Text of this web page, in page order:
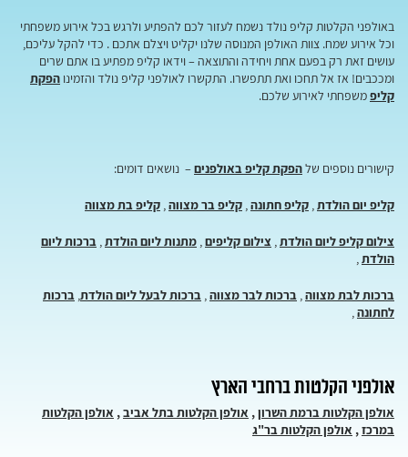
באולפני הקלטות קליפ נולד נשמח לעזור לכם להפתיע ולרגש בכל אירוע משפחתי
וכל אירוע שמח. צוות האולפן המנוסה שלנו יקליט ויצלם אתכם . כדי להקל עליכם,
עושים זאת רק בפעם אחת ויחידה והתוצאה – וידאו קליפ מפתיע בו אתם שרים
ומככבים! אז אל תחכו ואת תתפשרו. התקשרו לאולפני קליפ נולד והזמינו הפקת
קליפמשפחתי לאירוע שלכם.
קישורים נוספים שלהפקת קליפ באולפנים– נושאים דומים:
קליפ יום הולדת, קליפ חתונה, קליפ בר מצווה, קליפ בת מצווה
צילום קליפ ליום הולדת, צילום קליפים, מתנות ליום הולדת, ברכות ליום
הולדת,
ברכות לבת מצווה, ברכות לבר מצווה, ברכות לבעל ליום הולדת, ברכות
לחתונה,
אולפני הקלטות ברחבי הארץ
אולפן הקלטות ברמת השרון, אולפן הקלטות בתל אביב, אולפן הקלטות
במרכז, אולפן הקלטות בר"ג